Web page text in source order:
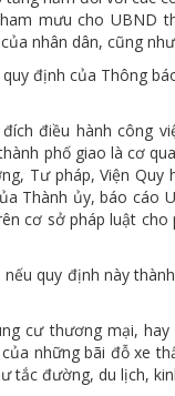
mưu cho UBND
nhân dân, cũng
định của Thông
điều hành công
phố giao là cơ
Tư pháp, Viện
Thành ủy, báo cáo
cơ sở pháp luật
quy định này
cư thương mại,
những bãi đỗ xe
tắc đường, du lịch,